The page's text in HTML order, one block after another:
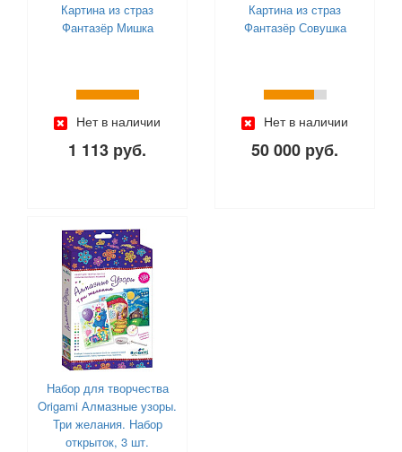
Картина из страз
Фантазёр Мишка
Нет в наличии
1 113 руб.
Картина из страз
Фантазёр Совушка
Нет в наличии
50 000 руб.
Набор для творчества
Origami Алмазные узоры.
Три желания. Набор
открыток, 3 шт.